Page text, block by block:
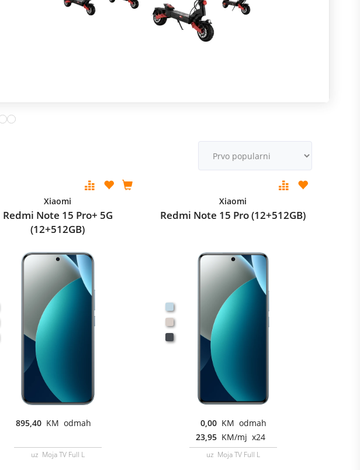
Xiaomi
Redmi Note 15 Pro+ 5G
(12+512GB)
895,40 KM odmah
uz Moja TV Full L
Xiaomi
Redmi Note 15 Pro (12+512GB)
0,00 KM odmah
23,95 KM/mj x24
uz Moja TV Full L